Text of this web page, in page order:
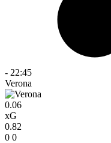
- 22:45
Verona
0.06
xG
0.82
0 0